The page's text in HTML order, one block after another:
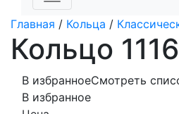
Главная / Кольца /
Кольцо
В избранноеСмотреть
В избранное